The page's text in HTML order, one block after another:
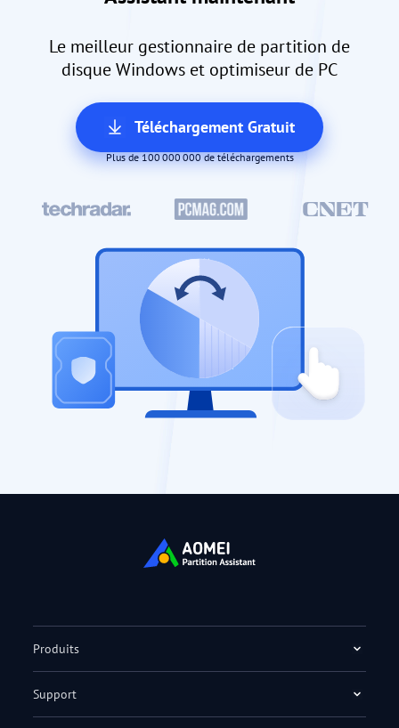
Le meilleur gestionnaire de partition de
disque Windows et optimiseur de PC
Téléchargement Gratuit
Plus de 100 000 000 de téléchargements
Produits
Support